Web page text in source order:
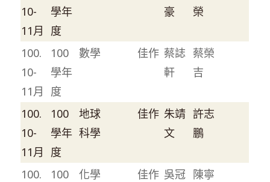
10-
11月
學年
度
豪
榮
100.
10-
11月
100
學年
度
數學 佳作 蔡誌
軒
蔡榮
吉
100.
10-
11月
100
學年
度
地球
科學
佳作 朱靖
文
許志
鵬
100.
100
化學 佳作 吳冠 陳寧